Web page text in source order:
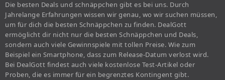
Die besten Deals und schnäppchen gibt es bei uns. Durch
Jahrelange Erfahrungen wissen wir genau, wo wir suchen müssen,
um für dich die besten Schnäppchen zu finden. DealGott
ermöglicht dir nicht nur die besten Schnäppchen und Deals,
sondern auch viele Gewinnspiele mit tollen Preise. Wie zum
Beispiel ein Smartphone, dass zum Release-Datum verlost wird.
Bei DealGott findest auch viele kostenlose Test-Artikel oder
Proben, die es immer für ein begrenztes Kontingent gibt.